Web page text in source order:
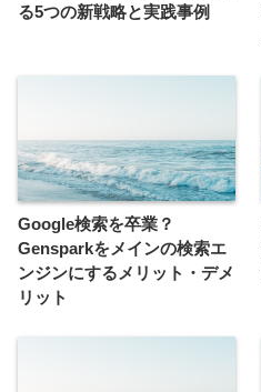
る5つの新戦略と実践事例
Google検索を卒業？
Gensparkをメインの検索エ
ンジンにするメリット・デメ
リット